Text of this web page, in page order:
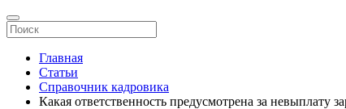
Главная
Статьи
Справочник кадровика
Какая ответственность предусмотрена за невыплату